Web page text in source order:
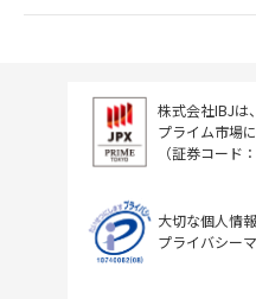
株式会社IBJは
プライム市場
（証券コード
大切な個人情
プライバシー